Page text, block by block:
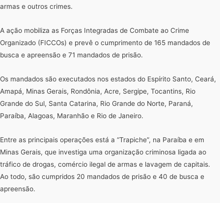
armas e outros crimes.
A ação mobiliza as Forças Integradas de Combate ao Crime
Organizado (FICCOs) e prevê o cumprimento de 165 mandados de
busca e apreensão e 71 mandados de prisão.
Os mandados são executados nos estados do Espírito Santo, Ceará,
Amapá, Minas Gerais, Rondônia, Acre, Sergipe, Tocantins, Rio
Grande do Sul, Santa Catarina, Rio Grande do Norte, Paraná,
Paraíba, Alagoas, Maranhão e Rio de Janeiro.
Entre as principais operações está a “Trapiche”, na Paraíba e em
Minas Gerais, que investiga uma organização criminosa ligada ao
tráfico de drogas, comércio ilegal de armas e lavagem de capitais.
Ao todo, são cumpridos 20 mandados de prisão e 40 de busca e
apreensão.